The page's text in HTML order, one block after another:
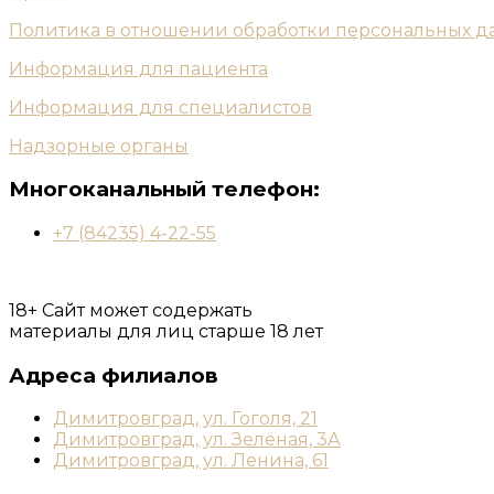
Политика в отношении обработки персональных
Информация для пациента
Информация для специалистов
Надзорные органы
Многоканальный телефон:
+7 (84235) 4-22-55
18+ Сайт может содержать
материалы для лиц старше 18 лет
Адреса филиалов
Димитровград, ул. Гоголя, 21
Димитровград, ул. Зелёная, 3А
Димитровград, ул. Ленина, 61